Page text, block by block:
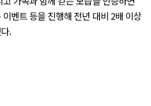
벤트 등을 진행해 전년 대비 2배 이상
.